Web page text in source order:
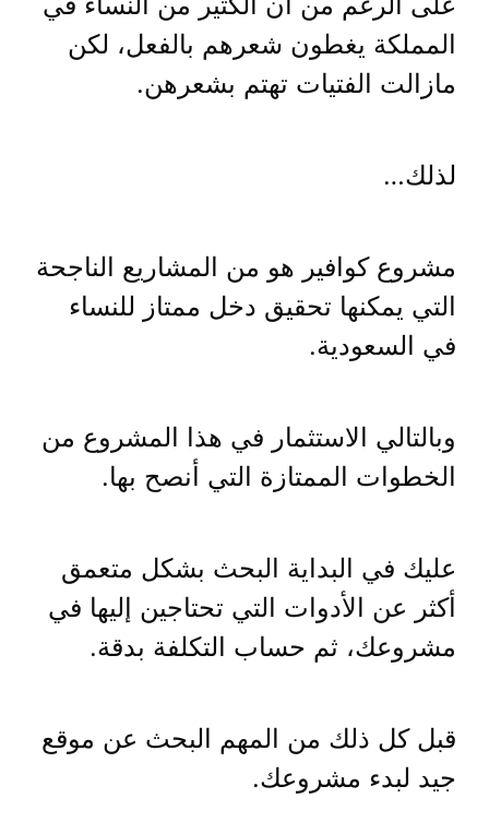
المملكة يغطون شعرهم بالفعل، لكن
مازالت الفتيات تهتم بشعرهن.
لذلك…
مشروع كوافير هو من المشاريع الناجحة
التي يمكنها تحقيق دخل ممتاز للنساء
في السعودية.
وبالتالي الاستثمار في هذا المشروع من
الخطوات الممتازة التي أنصح بها.
عليك في البداية البحث بشكل متعمق
أكثر عن الأدوات التي تحتاجين إليها في
مشروعك، ثم حساب التكلفة بدقة.
قبل كل ذلك من المهم البحث عن موقع
جيد لبدء مشروعك.